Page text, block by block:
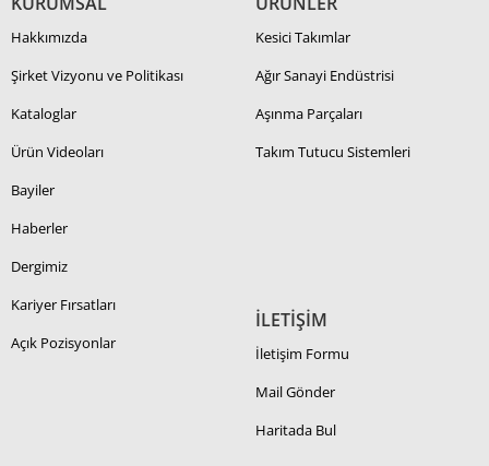
Hakkımızda
Şirket Vizyonu ve Politikası
Kataloglar
Ürün Videoları
Bayiler
Haberler
Dergimiz
Kariyer Fırsatları
Açık Pozisyonlar
Kesici Takımlar
Ağır Sanayi Endüstrisi
Aşınma Parçaları
Takım Tutucu Sistemleri
İLETİŞİM
İletişim Formu
Mail Gönder
Haritada Bul